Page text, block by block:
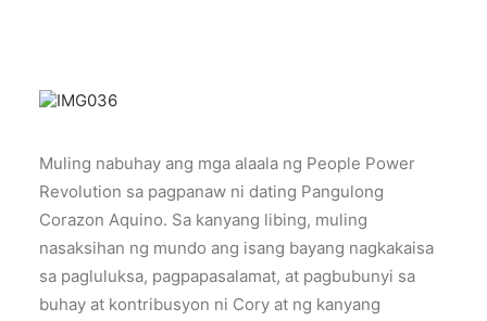
Muling nabuhay ang mga alaala ng People Power
Revolution sa pagpanaw ni dating Pangulong
Corazon Aquino. Sa kanyang libing, muling
nasaksihan ng mundo ang isang bayang nagkakaisa
sa pagluluksa, pagpapasalamat, at pagbubunyi sa
buhay at kontribusyon ni Cory at ng kanyang